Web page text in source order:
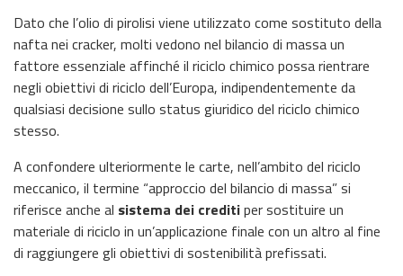
Dato che l’olio di pirolisi viene utilizzato come sostituto della
nafta nei cracker, molti vedono nel bilancio di massa un
fattore essenziale affinché il riciclo chimico possa rientrare
negli obiettivi di riciclo dell’Europa, indipendentemente da
qualsiasi decisione sullo status giuridico del riciclo chimico
stesso.
A confondere ulteriormente le carte, nell’ambito del riciclo
meccanico, il termine “approccio del bilancio di massa” si
riferisce anche al sistema dei creditiper sostituire un
materiale di riciclo in un’applicazione finale con un altro al fine
di raggiungere gli obiettivi di sostenibilità prefissati.